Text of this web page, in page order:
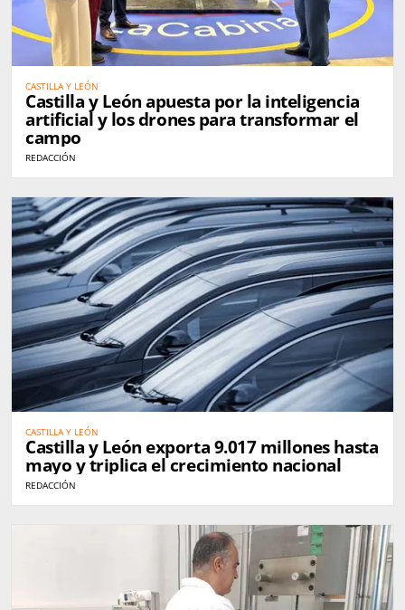
CASTILLA Y LEÓN
Castilla y León apuesta por la inteligencia
artificial y los drones para transformar el
campo
REDACCIÓN
CASTILLA Y LEÓN
Castilla y León exporta 9.017 millones hasta
mayo y triplica el crecimiento nacional
REDACCIÓN